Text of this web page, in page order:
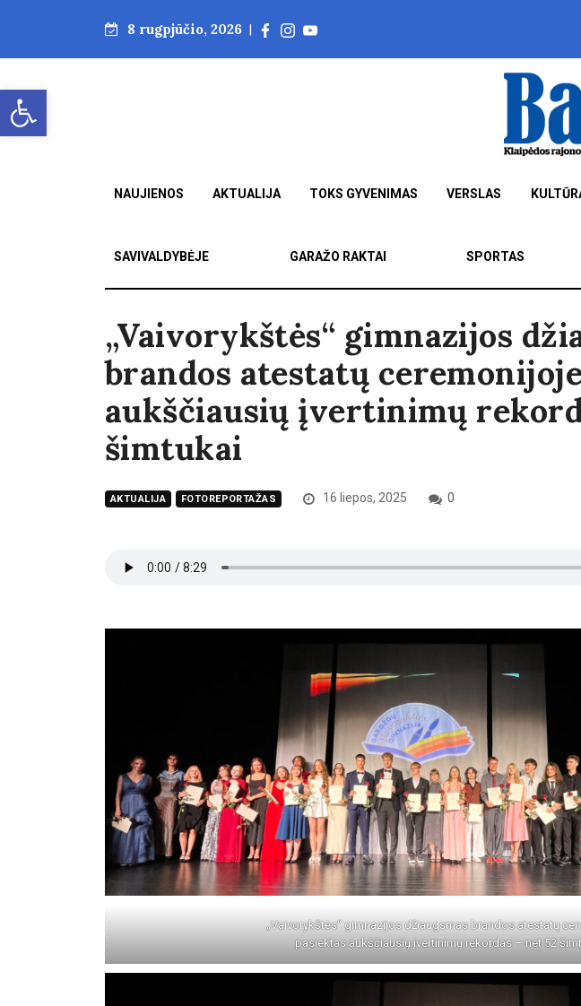
Open toolbar
8 rugpjūčio, 2026 |
NAUJIENOS AKTUALIJA TOKS GYVENIMAS VERSLAS
SAVIVALDYBĖJE GARAŽO RAKTAI SPORTAS
„Vaivorykštės“ gimnazijos
brandos atestatų
aukščiausių įvertinimų
šimtukai
AKTUALIJA FOTOREPORTAŽAS 16 liepos, 2025 0
„Vaivorykštės“ gimnazijos džiaugsmas brandos atestatų
pasiektas aukščiausių įvertinimų rekordas – net 52